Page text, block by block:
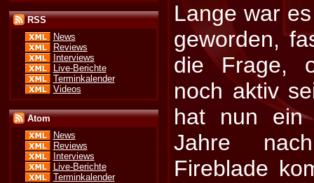
RSS
News
Reviews
Interviews
Live-Berichte
Terminkalender
Videos
Atom
News
Reviews
Interviews
Live-Berichte
Terminkalender
Lange war
geworden,
die Frage,
noch aktiv
hat nun ein
Jahre
Fireblade